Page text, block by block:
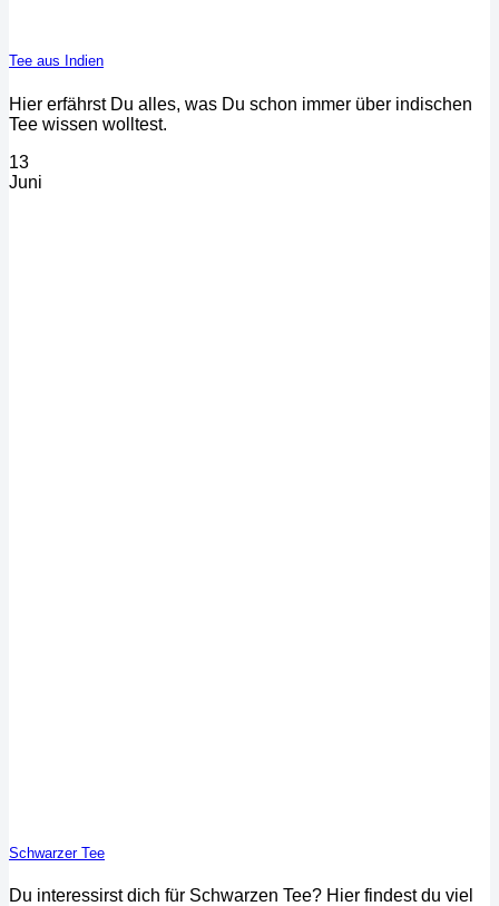
Tee aus Indien
Hier erfährst Du alles, was Du schon immer über indischen
Tee wissen wolltest.
13
Juni
Schwarzer Tee
Du interessirst dich für Schwarzen Tee? Hier findest du viel